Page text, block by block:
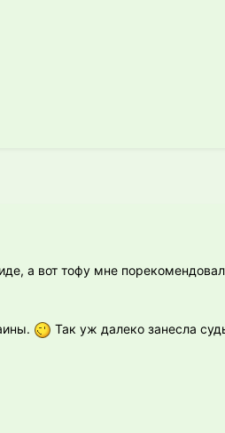
а вот тофу мне
Так уж далеко занесла